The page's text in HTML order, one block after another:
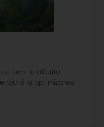
pentru diferite
ajută la optimizarea